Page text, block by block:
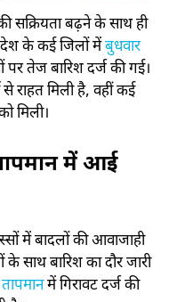
सक्रियता बढ़ने के साथ ही
के कई जिलों मेंबुधवार
तेज बारिश दर्ज की गई।
राहत मिली है, वहीं कई
मिली।
में आई
में बादलों की आवाजाही
बारिश का दौर जारी
में गिरावट दर्ज की